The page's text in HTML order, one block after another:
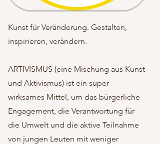
Kunst für Veränderung. Gestalten,
inspirieren, verändern.
ARTIVISMUS (eine Mischung aus Kunst
und Aktivismus) ist ein super
wirksames Mittel, um das bürgerliche
Engagement, die Verantwortung für
die Umwelt und die aktive Teilnahme
von jungen Leuten mit weniger